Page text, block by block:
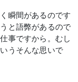
瞬間があるのです
と語弊があるので
事ですから。むし
うそんな思いで